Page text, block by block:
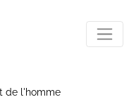
de l'homme